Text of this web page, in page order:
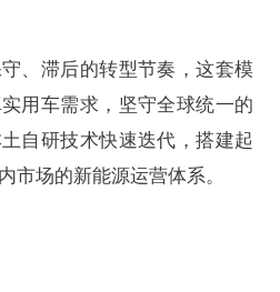
、滞后的转型节奏，这套模
用车需求，坚守全球统一的
自研技术快速迭代，搭建起
市场的新能源运营体系。